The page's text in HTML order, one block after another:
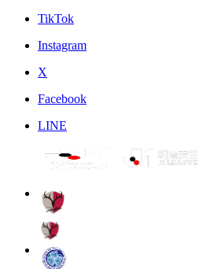
TikTok
Instagram
X
Facebook
LINE